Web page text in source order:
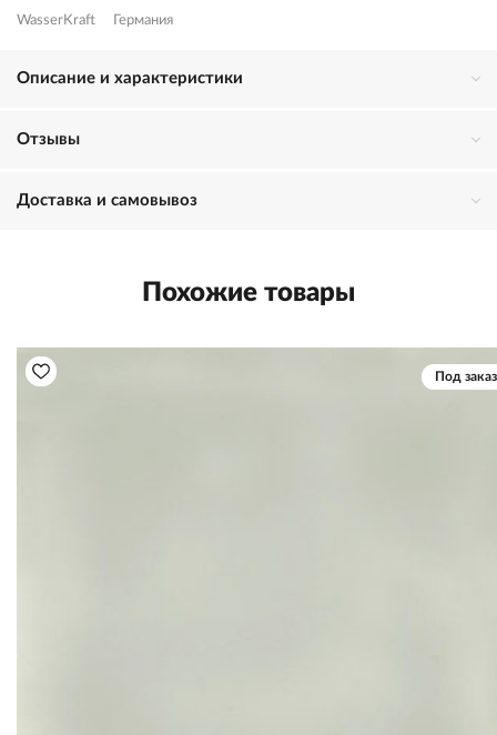
WasserKraft Германия
Описание и характеристики
Отзывы
Доставка и самовывоз
Похожие товары
Под заказ